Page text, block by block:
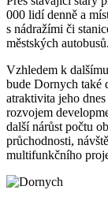
000 lidí denně a
s nádražími či
městských autobusů.
Vzhledem k
bude Dornych také
atraktivita jeho
rozvojem
další nárůst počtu
průchodnosti,
multifunkčního